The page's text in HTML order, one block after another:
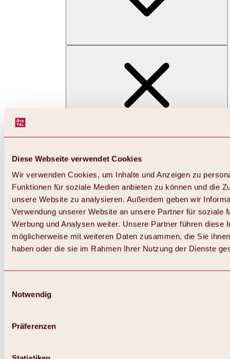
Diese Webseite verwendet Cookies
Wir verwenden Cookies, um Inhalte und Anzeigen zu
Funktionen für soziale Medien anbieten zu können und die
unsere Website zu analysieren. Außerdem geben wir
Verwendung unserer Website an unsere Partner für soziale
Werbung und Analysen weiter. Unsere Partner führen diese
möglicherweise mit weiteren Daten zusammen, die Sie
haben oder die sie im Rahmen Ihrer Nutzung der Dienste
Notwendig
Präferenzen